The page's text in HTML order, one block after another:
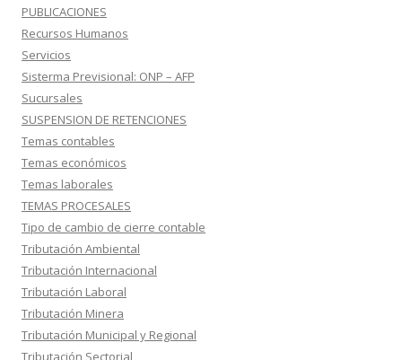
PUBLICACIONES
Recursos Humanos
Servicios
Sisterma Previsional: ONP – AFP
Sucursales
SUSPENSION DE RETENCIONES
Temas contables
Temas económicos
Temas laborales
TEMAS PROCESALES
Tipo de cambio de cierre contable
Tributación Ambiental
Tributación Internacional
Tributación Laboral
Tributación Minera
Tributación Municipal y Regional
Tributación Sectorial